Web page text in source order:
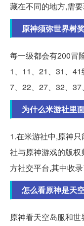
藏在不同的地方,需
原神须弥世界树
每一级都会有200冒
1、11、21、31、
7、22、27、32、37
为什么米游社里
1.在米游社中,原神
社与原神游戏的版
方社交平台,其中收
怎么看原神是天
原神看天空岛服和